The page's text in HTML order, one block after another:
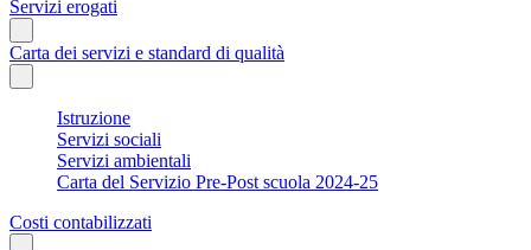
Servizi erogati
Carta dei servizi e standard di qualità
Istruzione
Servizi sociali
Servizi ambientali
Carta del Servizio Pre-Post scuola 2024-25
Costi contabilizzati